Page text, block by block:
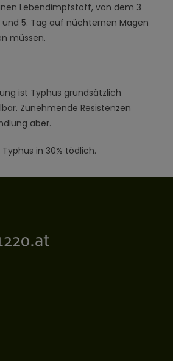
Lebendimpfstoff, von dem 3
und 5. Tag auf nüchternen Magen
müssen.
ist Typhus grundsätzlich
Zunehmende Resistenzen
aber.
in 30% tödlich.